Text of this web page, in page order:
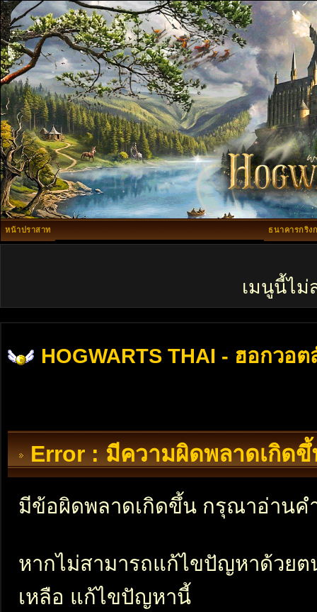
หน้าปราสาท ธนาคารกริง
เมนูนี้ไม่
HOGWARTS THAI - ฮอกวอต
Error : มีความผิดพลาดเกิดขึ้
มีข้อผิดพลาดเกิดขึ้น กรุณาอ่านค
หากไม่สามารถแก้ไขปัญหาด้วย
เหลือ แก้ไขปัญหานี้